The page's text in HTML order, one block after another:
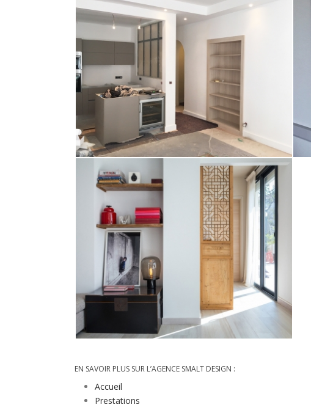
AGENCEMENT ET DÉCORATION D’UN
APPARTEMENT F3 NICE JEAN MÉDECIN
APPARTEMENT NICE CIMIEZ
Appartement
EN SAVOIR PLUS SUR L’AGENCE SMALT DESIGN :
Accueil
Prestations